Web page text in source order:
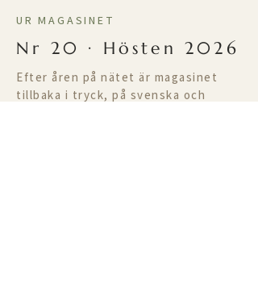
UR MAGASINET
Nr 20 · Hösten 2026
Efter åren på nätet är magasinet
tillbaka i tryck, på svenska och